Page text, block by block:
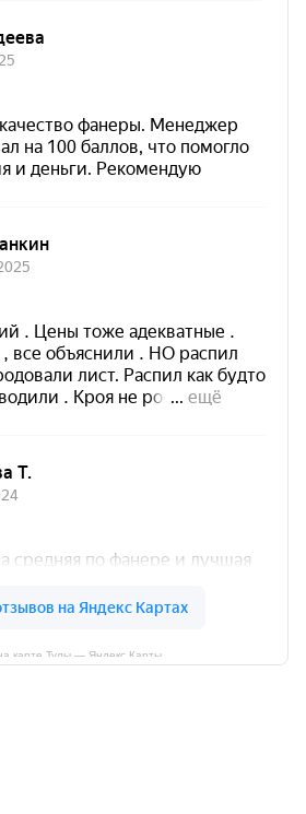
карте Тулы — Яндекс Карты